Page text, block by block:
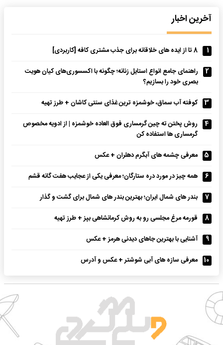
آخرین اخبار
1
8 تا از ایده های خلاقانه برای جذب مشتری کافه [کاربردی]
2
راهنمای جامع انواع استایل زنانه؛ چگونه با اکسسوری‌های کیان هویت
بصری خود را بسازیم؟
3
کوفته آب سماق، خوشمزه ترین غذای سنتی کاشان + طرز تهیه
4
روش پختن ته چین گرمساری فوق العاده خوشمزه | از ادویه مخصوص
گرمساری ها استفاده کن
5
معرفی چشمه های آبگرم دهلران + عکس
6
همه چیز در مورد دره ستارگان؛ معرفی یکی از عجایب هفت گانه قشم
7
بندر های شمال ایران؛ بهترین بندر های شمال برای گشت و گذار
8
قورمه مرغ مجلسی رو به روش کرمانشاهی بپز + طرز تهیه
9
آشنایی با بهترین جاهای دیدنی هرمز + عکس
10
معرفی سازه های آبی شوشتر + عکس و آدرس